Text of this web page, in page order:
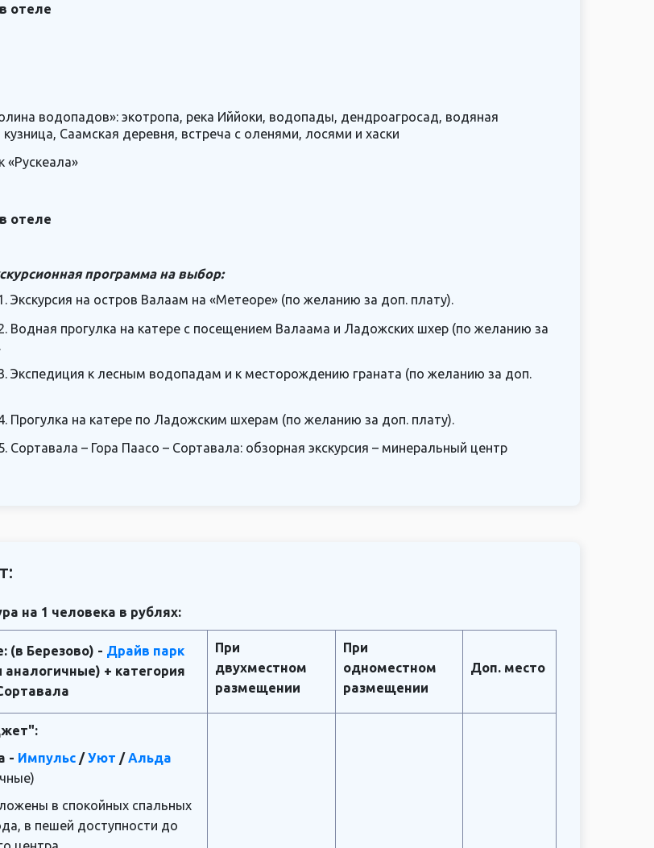
отеле
водопадов»: экотропа, река Иййоки, водопады, дендроагросад, водяная
Саамская деревня, встреча с оленями, лосями и хаски
«Рускеала»
отеле
программа на выбор:
Экскурсия на остров Валаам на «Метеоре» (по желанию за доп. плату).
Водная прогулка на катере с посещением Валаама и Ладожских шхер (по желанию за
Экспедиция к лесным водопадам и к месторождению граната (по желанию за доп.
Прогулка на катере по Ладожским шхерам (по желанию за доп. плату).
Сортавала – Гора Паасо – Сортавала: обзорная экскурсия – минеральный центр
на 1 человека в рублях:
(в Березово) - Драйв парк
аналогичные) + категория
При
двухместном
размещении
При
одноместном
размещении
Доп. место
- Импульс/Уют /Альда
в спокойных спальных
в пешей доступности до